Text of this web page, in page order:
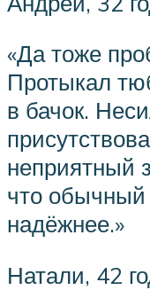
«Да тоже
Протыкал
в бачок.
неприятный
что
надёжнее.»
Натали, 42